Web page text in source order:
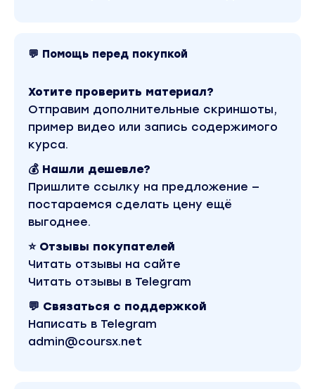
💬 Помощь перед покупкой
Хотите проверить материал?
Отправим дополнительные скриншоты,
пример видео или запись содержимого
курса.
💰 Нашли дешевле?
Пришлите ссылку на предложение —
постараемся сделать цену ещё
выгоднее.
⭐ Отзывы покупателей
Читать отзывы на сайте
Читать отзывы в Telegram
💬 Связаться с поддержкой
Написать в Telegram
admin@coursx.net